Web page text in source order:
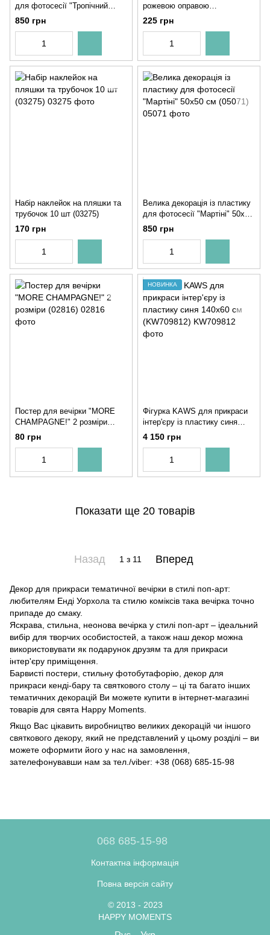
для фотосесії "Тропічний
коктейль" 50х33 см (05061)
850 грн
рожевою оправою
(R070620212)
225 грн
Набір наклейок на пляшки та
трубочок 10 шт (03275)
170 грн
Велика декорація із пластику
для фотосесії "Мартіні" 50х50
см (05071)
850 грн
Постер для вечірки "MORE
CHAMPAGNE!" 2 розміри
(02816)
80 грн
НОВИНКА
Фігурка KAWS для прикраси
інтер'єру із пластику синя
140х60 см (KW709812)
4 150 грн
Показати ще 20 товарів
Назад 1 з 11 Вперед
Декор для прикраси тематичної вечірки в стилі поп-арт:
любителям Енді Уорхола та стилю коміксів така вечірка точно
припаде до смаку.
Яскрава, стильна, неонова вечірка у стилі поп-арт – ідеальний
вибір для творчих особистостей, а також наш декор можна
використовувати як подарунок друзям та для прикраси
інтер'єру приміщення.
Барвисті постери, стильну фотобутафорію, декор для
прикраси кенді-бару та святкового столу – ці та багато інших
тематичних декорацій Ви можете купити в інтернет-магазині
товарів для свята Happy Moments.
Якщо Вас цікавить виробництво великих декорацій чи іншого
святкового декору, який не представлений у цьому розділі – ви
можете оформити його у нас на замовлення,
зателефонувавши нам за тел./viber: +38 (068) 685-15-98
068 685-15-98
Контактна інформація
Повна версія сайту
© 2013 - 2023
HAPPY MOMENTS